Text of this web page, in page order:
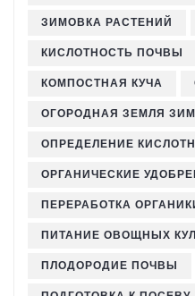
ЗИМОВКА РАСТЕНИЙ
КИСЛОТНОСТЬ ПОЧВЫ
КОМПОСТНАЯ КУЧА
ОГОРОДНАЯ ЗЕМЛЯ
ОПРЕДЕЛЕНИЕ
ОРГАНИЧЕСКИЕ
ПЕРЕРАБОТКА
ПИТАНИЕ ОВОЩНЫХ
ПЛОДОРОДИЕ ПОЧВЫ